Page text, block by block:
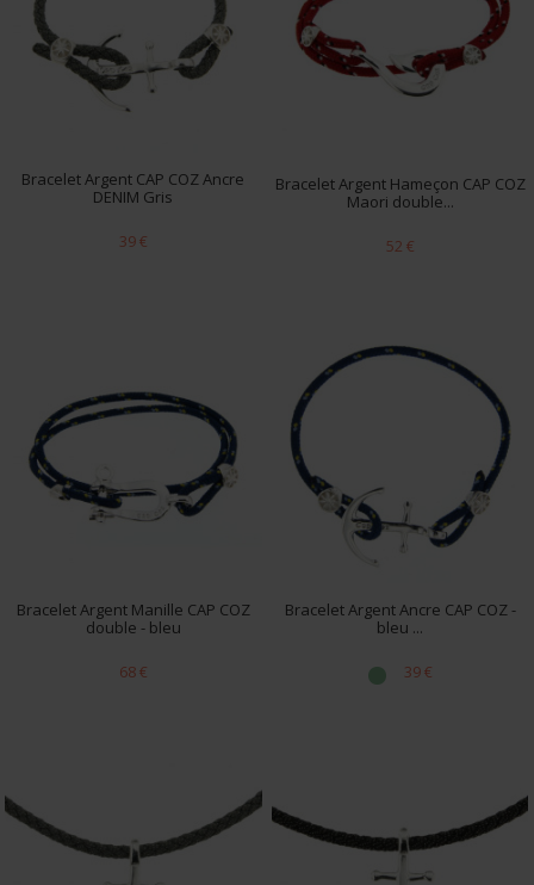
Bracelet Argent CAP COZ Ancre
DENIM Gris
39 €
Bracelet Argent Hameçon CAP COZ
Maori double...
52 €
Bracelet Argent Manille CAP COZ
double - bleu
68 €
Bracelet Argent Ancre CAP COZ -
bleu ...
39 €